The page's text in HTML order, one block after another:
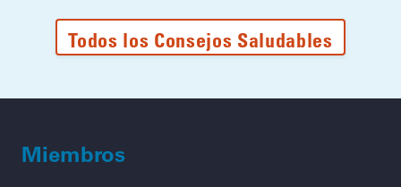
Todos los Consejos Saludables
Miembros